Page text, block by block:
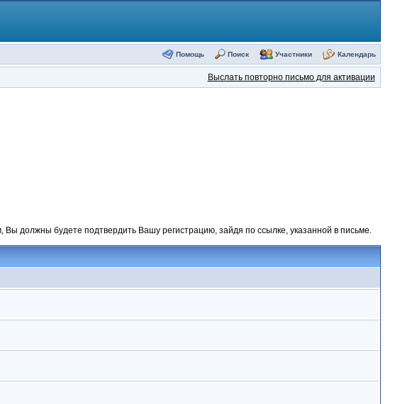
Помощь Поиск Участники Календарь
Выслать повторно письмо для активации
должны будете подтвердить Вашу регистрацию, зайдя по ссылке, указанной в письме.